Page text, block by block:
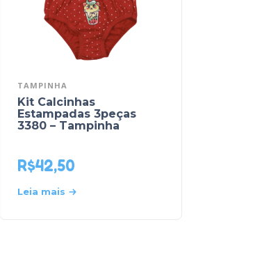
TAMPINHA
Kit Calcinhas
Estampadas 3peças
3380 – Tampinha
R$42,50
Leia mais